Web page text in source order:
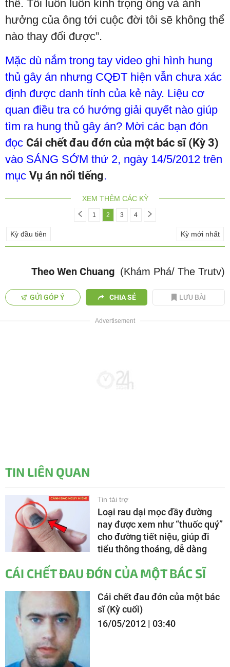
thế. Tôi luôn luôn kính trọng ông và ảnh
hưởng của ông tới cuộc đời tôi sẽ không thể
nào thay đổi được”.
Mặc dù nắm trong tay video ghi hình hung
thủ gây án nhưng CQĐT hiện vẫn chưa xác
định được danh tính của kẻ này. Liệu cơ
quan điều tra có hướng giải quyết nào giúp
tìm ra hung thủ gây án? Mời các bạn đón
đọc Cái chết đau đớn của một bác sĩ (Kỳ 3)
vào SÁNG SỚM thứ 2, ngày 14/5/2012 trên
mục Vụ án nổi tiếng.
XEM THÊM CÁC KỲ
1 2 3 4
Kỳ đầu tiên Kỳ mới nhất
Theo Wen Chuang (Khám Phá/ The Trutv)
GỬI GÓP Ý CHIA SẺ LƯU BÀI
TIN LIÊN QUAN
Tin tài trợ
Loại rau dại mọc đầy đường
nay được xem như “thuốc quý”
cho đường tiết niệu, giúp đi
tiểu thông thoáng, dễ dàng
CÁI CHẾT ĐAU ĐỚN CỦA MỘT BÁC SĨ
Cái chết đau đớn của một bác
sĩ (Kỳ cuối)
16/05/2012 | 03:40